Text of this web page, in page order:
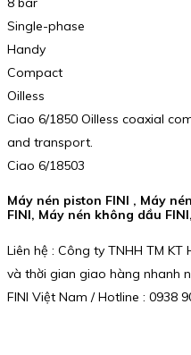
Single-phase
Handy
Compact
Oilless
Ciao 6/1850 Oilless coaxial
and transport.
Ciao 6/18503
Máy nén piston FINI , Máy
FINI, Máy nén không dầu
Liên hệ : Công ty TNHH TM
và thời gian giao hàng nhanh
FINI Việt Nam / Hotline : 0938